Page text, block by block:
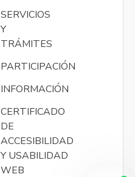
SERVICIOS
Y
TRÁMITES
PARTICIPACIÓN
INFORMACIÓN
CERTIFICADO
DE
ACCESIBILIDAD
Y USABILIDAD
WEB